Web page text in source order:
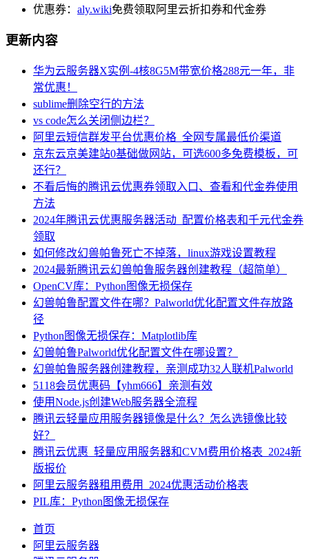
优惠券： aly.wiki免费领取阿里云折扣券和代金券
更新内容
华为云服务器X实例-4核8G5M带宽价格288元一年，非
常优惠！
sublime删除空行的方法
vs code怎么关闭侧边栏？
阿里云短信群发平台优惠价格_全网专属最低价渠道
京东云京美建站0基础做网站，可选600多免费模板，可
还行？
不看后悔的腾讯云优惠券领取入口、查看和代金券使用
方法
2024年腾讯云优惠服务器活动_配置价格表和千元代金券
领取
如何修改幻兽帕鲁死亡不掉落，linux游戏设置教程
2024最新腾讯云幻兽帕鲁服务器创建教程（超简单）
OpenCV库：Python图像无损保存
幻兽帕鲁配置文件在哪？Palworld优化配置文件存放路
径
Python图像无损保存：Matplotlib库
幻兽帕鲁Palworld优化配置文件在哪设置？
幻兽帕鲁服务器创建教程，亲测成功32人联机Palworld
5118会员优惠码【yhm666】亲测有效
使用Node.js创建Web服务器全流程
腾讯云轻量应用服务器镜像是什么？怎么选镜像比较
好？
腾讯云优惠_轻量应用服务器和CVM费用价格表_2024新
版报价
阿里云服务器租用费用_2024优惠活动价格表
PIL库：Python图像无损保存
首页
阿里云服务器